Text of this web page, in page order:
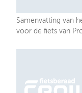
Samenvatting van
voor de fiets van